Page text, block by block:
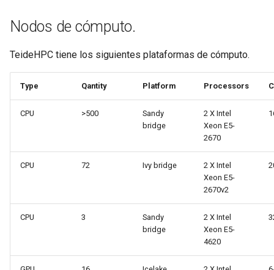
Nodos de cómputo.
TeideHPC tiene los siguientes plataformas de cómputo.
Type Qantity Platform Processors
CPU >500
Sandy
bridge
2 X Intel
Xeon E5-
2670
CPU 72 Ivy bridge
2 X Intel
Xeon E5-
2670v2
CPU 3
Sandy
bridge
2 X Intel
Xeon E5-
4620